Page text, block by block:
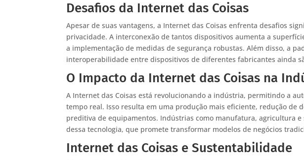
Desafios da Internet das Coisas
Apesar de suas vantagens, a Internet das Coisas enfrenta desafios
privacidade. A interconexão de tantos dispositivos aumenta a
a implementação de medidas de segurança robustas. Além disso, a
interoperabilidade entre dispositivos de diferentes fabricantes ainda
O Impacto da Internet das Coisas na
A Internet das Coisas está revolucionando a indústria, permitindo a
tempo real. Isso resulta em uma produção mais eficiente, redução de
preditiva de equipamentos. Indústrias como manufatura, agricultura
dessa tecnologia, que promete transformar modelos de negócios
Internet das Coisas e Sustentabilidade